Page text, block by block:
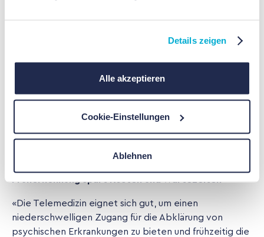
Details zeigen
Alle akzeptieren
Cookie-Einstellungen
Ablehnen
Beschwerden so früh wie möglich zu identifizieren und
ihnen Lösungen anzubieten. Die Partnerschaft mit
Medgate ist ein wichtiger Schritt, um noch mehr
Versorgung zu bringen», sagt Laura Henrich, CEO von
«Die Telemedizin eignet sich gut, um einen
niederschwelligen Zugang für die Abklärung von
psychischen Erkrankungen zu bieten und frühzeitig die